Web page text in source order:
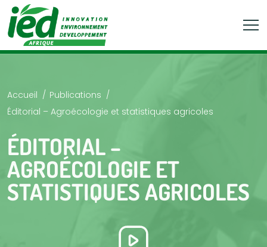
Accueil
Publications
Éditorial – Agroécologie et statistiques agricoles
ÉDITORIAL –
AGROÉCOLOGIE ET
STATISTIQUES AGRICOLES